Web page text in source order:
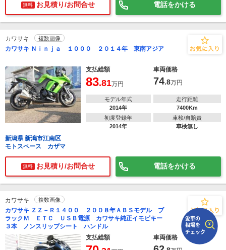
無料 お見積り/お問合せ 電話をかける
カワサキ 複数画像
カワサキ Ｎｉｎｊａ １０００ ２０１４年 東南アジア
支払総額 車両価格
83.81万円 74.8万円
モデル年式
2014年
走行距離
7400Km
初度登録年
2014年
車検/自賠責
車検無し
新潟県 新潟市江南区
モトスペース カザマ
無料 お見積り/お問合せ 電話をかける
カワサキ 複数画像
カワサキ ＺＺ－Ｒ１４００ ２００８年ＡＢＳモデル ブ
ラックＭ ＥＴＣ ＵＳＢ電源 カワサキ純正イモビキー
３本 ノンスリップシート ハンドル
支払総額
車両価格
で相場をチェック！
排気量
走行距離(任意)